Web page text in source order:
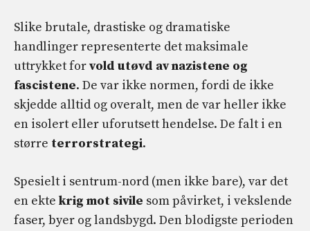
Slike brutale, drastiske og dramatiske
handlinger representerte det maksimale
uttrykket forvold utøvd av nazistene og
fascistene. De var ikke normen, fordi de ikke
skjedde alltid og overalt, men de var heller ikke
en isolert eller uforutsett hendelse. De falt i en
større terrorstrategi.
Spesielt i sentrum-nord (men ikke bare), var det
en ekte krig mot sivile som påvirket, i vekslende
faser, byer og landsbygd. Den blodigste perioden